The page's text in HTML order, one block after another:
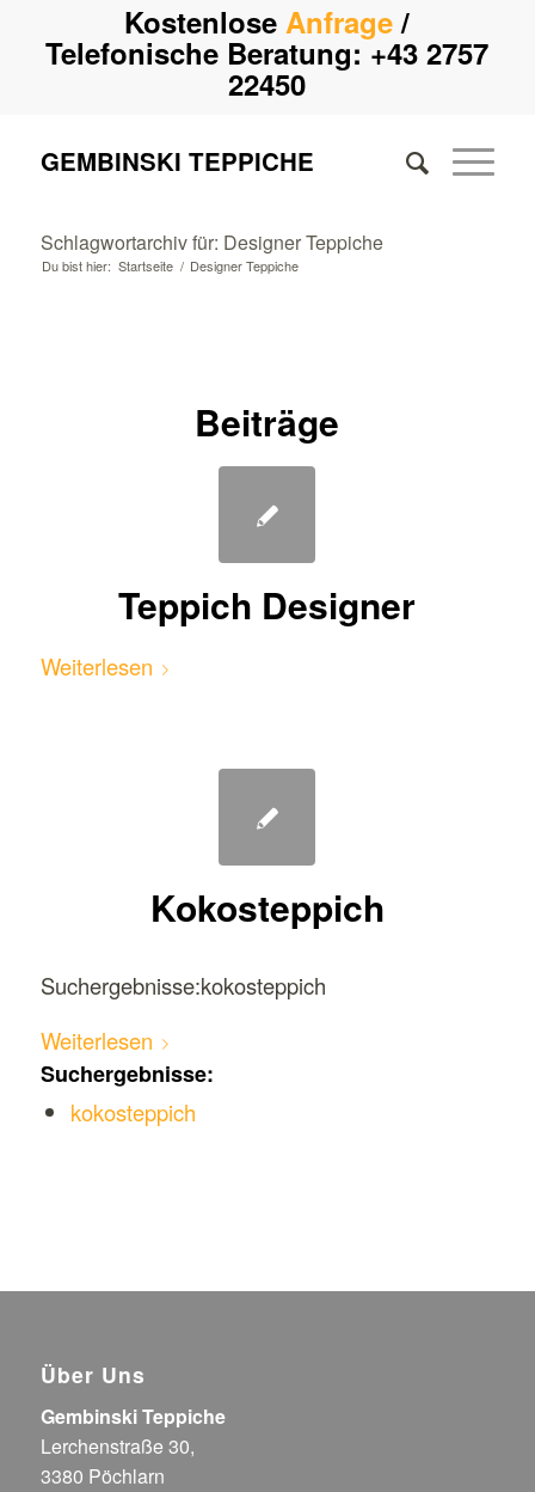
KostenloseAnfrage/
Telefonische Beratung:+43 2757
22450
GEMBINSKI TEPPICHE
Schlagwortarchiv für: Designer Teppiche
Du bist hier: Startseite / Designer Teppiche
Beiträge
Teppich Designer
Weiterlesen
Kokosteppich
Suchergebnisse:kokosteppich
Weiterlesen
Suchergebnisse:
kokosteppich
Über Uns
Gembinski Teppiche
Lerchenstraße 30,
3380 Pöchlarn